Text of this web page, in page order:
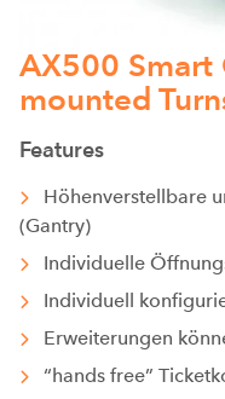
AX500 Smart
mounted
Features
Höhenverstellbare
(Gantry)
Individuelle
Individuell
Erweiterungen
“hands free”